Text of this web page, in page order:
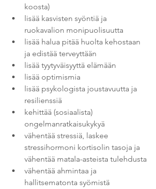
koosta)
lisää kasvisten syöntiä ja
ruokavalion monipuolisuutta
lisää halua pitää huolta kehostaan
ja edistää terveyttään
lisää tyytyväisyyttä elämään
lisää optimismia
lisää psykologista joustavuutta ja
resilienssiä
kehittää (sosiaalista)
ongelmanratkaisukykyä
vähentää stressiä, laskee
stressihormoni kortisolin tasoja ja
vähentää matala-asteista tulehdusta
vähentää ahmintaa ja
hallitsematonta syömistä